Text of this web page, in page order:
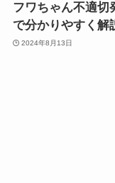
フワちゃん不適切
で分かりやすく解
2024年8月13日